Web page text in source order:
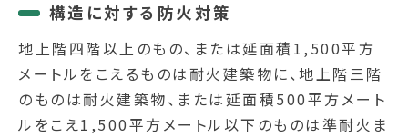
構造に対する防火対策
地上階四階以上のもの、または延面積1,500平方
メートルをこえるものは耐火建築物に、地上階三階
のものは耐火建築物、または延面積500平方メート
ルをこえ1,500平方メートル以下のものは準耐火ま